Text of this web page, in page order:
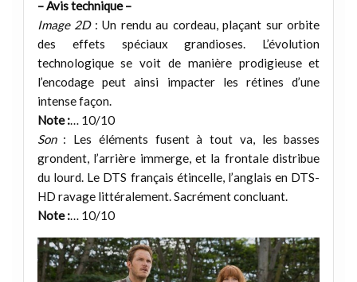
– Avis technique –
Image 2D: Un rendu au cordeau, plaçant sur orbite
des effets spéciaux grandioses. L’évolution
technologique se voit de manière prodigieuse et
l’encodage peut ainsi impacter les rétines d’une
intense façon.
Note :… 10/10
Son: Les éléments fusent à tout va, les basses
grondent, l’arrière immerge, et la frontale distribue
du lourd. Le DTS français étincelle, l’anglais en DTS-
HD ravage littéralement. Sacrément concluant.
Note :… 10/10